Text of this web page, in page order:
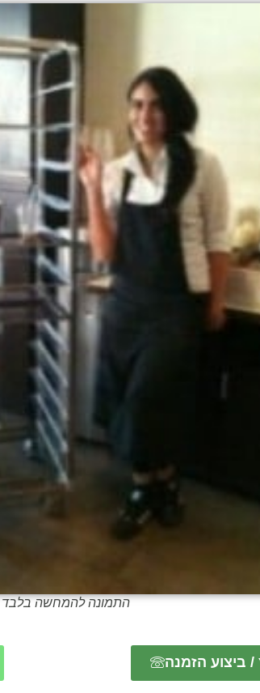
התמונה להמחשה בלבד
/ ביצוע הזמנה